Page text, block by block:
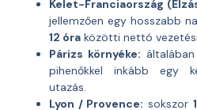
Kelet-Franciaország
jellemzően egy hosszabb
12 óra közötti nettó
Párizs környéke: általában
pihenőkkel inkább egy
utazás.
Lyon / Provence: sokszor